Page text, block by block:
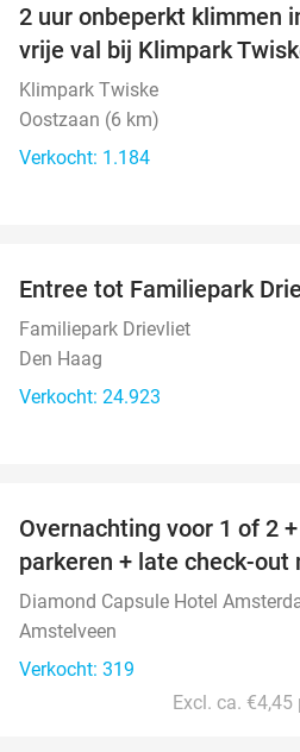
2 uur onbeperkt klimmen
vrije val bij Klimpark
Klimpark Twiske
Oostzaan (6 km)
Verkocht: 1.184
Entree tot Familiepark
Familiepark Drievliet
Den Haag
Verkocht: 24.923
Overnachting voor 1 of 2
parkeren + late check-out
Diamond Capsule Hotel
Amstelveen
Verkocht: 319
Excl. ca.